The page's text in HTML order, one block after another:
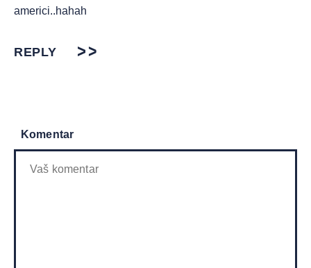
americi..hahah
REPLY
Komentar